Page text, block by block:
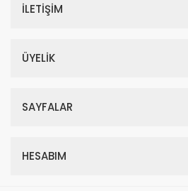
İLETİŞİM
ÜYELİK
SAYFALAR
HESABIM